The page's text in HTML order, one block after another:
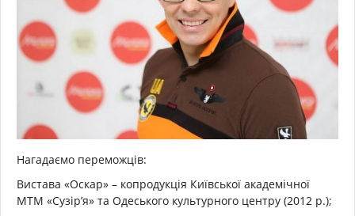
Нагадаємо переможців:
Вистава «Оскар» – копродукція Київської академічної
МТМ «Сузір’я» та Одеського культурного центру (2012 р.);